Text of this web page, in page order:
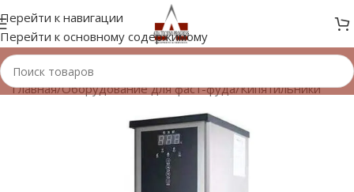
Перейти к навигации
Перейти к основному содержимому
Главная/Оборудование для фаст-фуда/Кипятильники